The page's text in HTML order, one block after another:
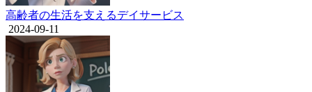
高齢者の生活を支えるデイサービス
2024-09-11